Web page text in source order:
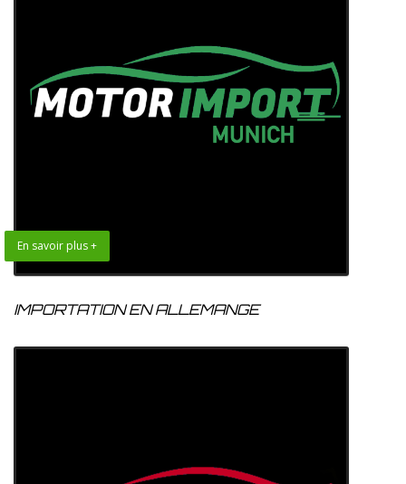
En savoir plus +
IMPORTATION EN ALLEMANGE